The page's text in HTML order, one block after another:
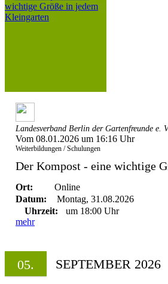
Landesverband Berlin der Gartenfreunde e.
Vom 08.01.2026 um 16:16 Uhr
Weiterbildungen / Schulungen
Der Kompost - eine wichtige
Ort:
Online
Datum:
Montag, 31.08.2026
Uhrzeit:
um 18:00 Uhr
mehr
05. SEPTEMBER 2026